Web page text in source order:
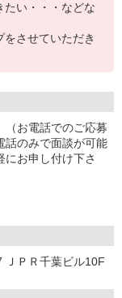
い・・・などな
させていただき
（お電話でのご応募
話のみで面談が可能
にお申し付け下さ
ＪＰＲ千葉ビル10F